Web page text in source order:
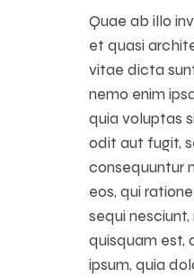
Quae ab illo
et quasi
vitae dicta
nemo enim
quia voluptas
odit aut fugit,
consequuntur
eos, qui
sequi
quisquam est,
ipsum, quia